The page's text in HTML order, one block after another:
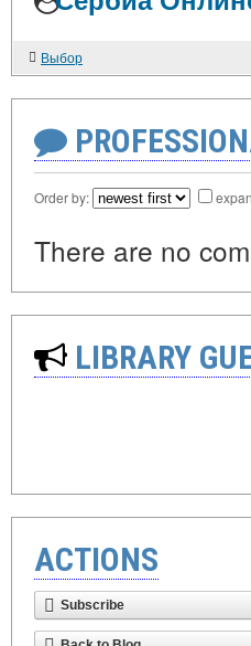
Выбор
Order by:
There are no
LIBRARY
ACTIONS
Subscribe